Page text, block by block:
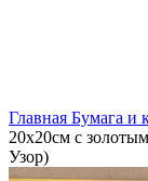
Главная Бумага и
20х20см с
Узор)